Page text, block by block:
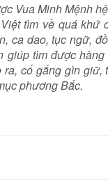
Vua Minh Mệnh
tìm về quá khứ
ca dao, tục ngữ,
giúp tìm được
cố gắng gìn
phương Bắc.